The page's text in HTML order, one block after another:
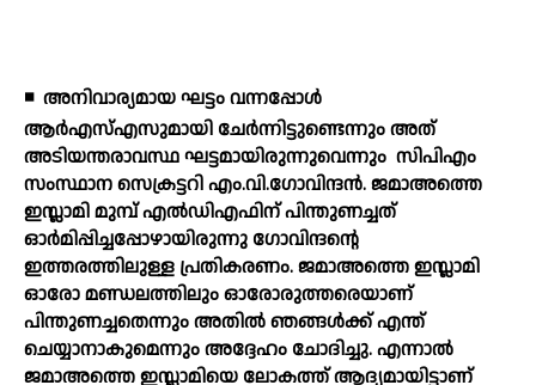
◾ അനിവാര്യമായ ഘട്ടം വന്നപ്പോള്‍
ആര്‍എസ്എസുമായി ചേര്‍ന്നിട്ടുണ്ടെന്നും അത്
അടിയന്തരാവസ്ഥ ഘട്ടമായിരുന്നുവെന്നും സിപിഎം
സംസ്ഥാന സെക്രട്ടറി എം.വി.ഗോവിന്ദന്‍. ജമാഅത്തെ
ഇസ്ലാമി മുമ്പ് എല്‍ഡിഎഫിന് പിന്തുണച്ചത്
ഓര്‍മിപ്പിച്ചപ്പോഴായിരുന്നു ഗോവിന്ദന്റെ
ഇത്തരത്തിലുള്ള പ്രതികരണം. ജമാഅത്തെ ഇസ്ലാമി
ഓരോ മണ്ഡലത്തിലും ഓരോരുത്തരെയാണ്
പിന്തുണച്ചതെന്നും അതില്‍ ഞങ്ങള്‍ക്ക് എന്ത്
ചെയ്യാനാകുമെന്നും അദ്ദേഹം ചോദിച്ചു. എന്നാല്‍
ജമാഅത്തെ ഇസ്ലാമിയെ ലോകത്ത് ആദ്യമായിട്ടാണ്